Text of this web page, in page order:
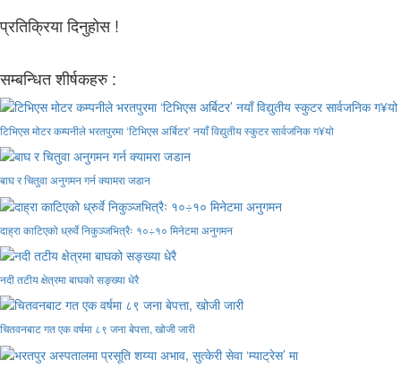
प्रतिक्रिया दिनुहोस !
सम्बन्धित शीर्षकहरु :
टिभिएस मोटर कम्पनीले भरतपुरमा ‘टिभिएस अर्बिटर’ नयाँ विद्युतीय स्कुटर सार्वजनिक ग¥यो
बाघ र चितुवा अनुगमन गर्न क्यामरा जडान
दाह्रा काटिएको ध्रुर्वे निकुञ्जभित्रैः १०÷१० मिनेटमा अनुगमन
नदी तटीय क्षेत्रमा बाघको सङ्ख्या धेरै
चितवनबाट गत एक वर्षमा ८९ जना बेपत्ता, खोजी जारी